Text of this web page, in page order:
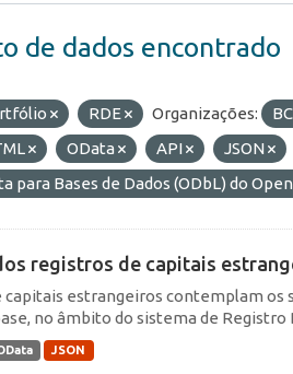
de dados encontrado
RDE Organizações:
OData API JSON
para Bases de Dados (ODbL) do
registros de capitais
capitais estrangeiros contemplam os
no âmbito do sistema de Registro
JSON